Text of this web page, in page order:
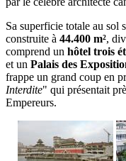
Sa superficie totale au sol
construite à 44.400 m²,
comprend un hôtel trois
et un Palais des
frappe un grand coup en
Interdite" qui présentait
Empereurs.